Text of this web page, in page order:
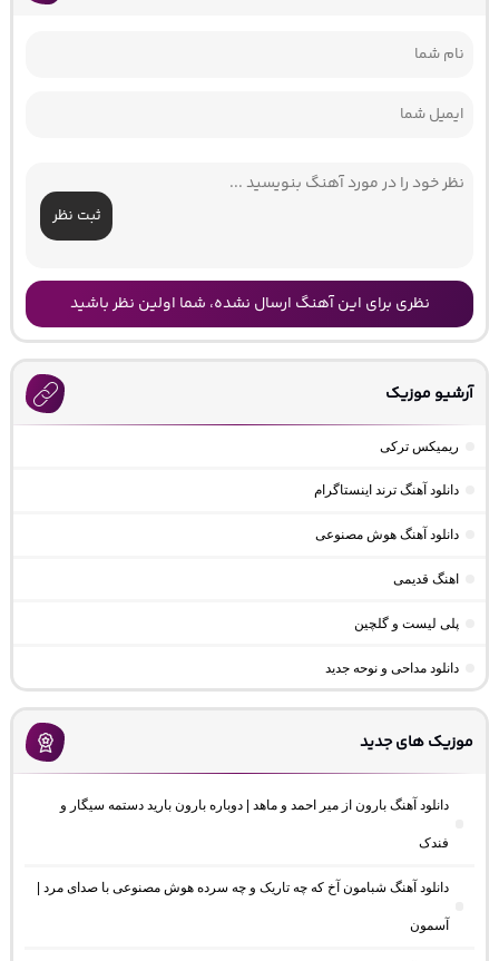
ثبت نظر
نظری برای این آهنگ ارسال نشده، شما اولین نظر باشید
آرشیو موزیک
ریمیکس ترکی
دانلود آهنگ ترند اینستاگرام
دانلود آهنگ هوش مصنوعی
اهنگ قدیمی
پلی لیست و گلچین
دانلود مداحی و نوحه جدید
موزیک های جدید
دانلود آهنگ بارون از میر احمد و ماهد | دوباره بارون بارید دستمه سیگار و
فندک
دانلود آهنگ شبامون آخ که چه تاریک و چه سرده هوش مصنوعی با صدای مرد |
آسمون